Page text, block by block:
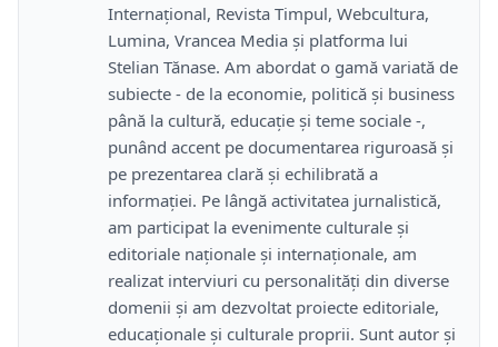
Internațional, Revista Timpul, Webcultura,
Lumina, Vrancea Media și platforma lui
Stelian Tănase. Am abordat o gamă variată de
subiecte - de la economie, politică și business
până la cultură, educație și teme sociale -,
punând accent pe documentarea riguroasă și
pe prezentarea clară și echilibrată a
informației. Pe lângă activitatea jurnalistică,
am participat la evenimente culturale și
editoriale naționale și internaționale, am
realizat interviuri cu personalități din diverse
domenii și am dezvoltat proiecte editoriale,
educaționale și culturale proprii. Sunt autor și